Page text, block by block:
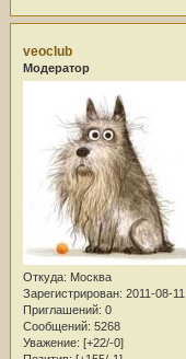
veoclub
Модератор
Откуда: Москва
Зарегистрирован: 2011-08-11
Приглашений: 0
Сообщений: 5268
Уважение: [+22/-0]